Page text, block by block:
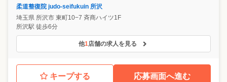
柔道整復院 judo-seifukuin 所沢
埼玉県 所沢市 東町10−7 斉商ハイツ1F
所沢駅 徒歩6分
他1店舗の求人を見る
キープする 応募画面へ進む